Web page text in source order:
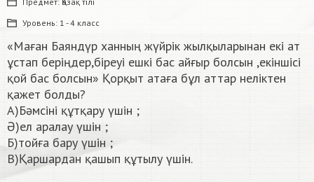
Уровень: 1 - 4 класс
«Маған Баяндүр ханның жүйрік жылқыларынан екі ат
ұстап беріңдер,біреуі ешкі бас айғыр болсын ,екіншісі
қой бас болсын» Қорқыт атаға бұл аттар неліктен
қажет болды?
А)Бәмсіні құтқару үшін ;
Ә)ел аралау үшін ;
Б)тойға бару үшін ;
В)Қаршардан қашып құтылу үшін. ​